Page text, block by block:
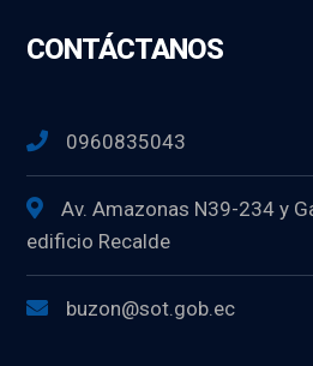
CONTÁCTANOS
0960835043
Av. Amazonas N39-234 y
edificio Recalde
buzon@sot.gob.ec